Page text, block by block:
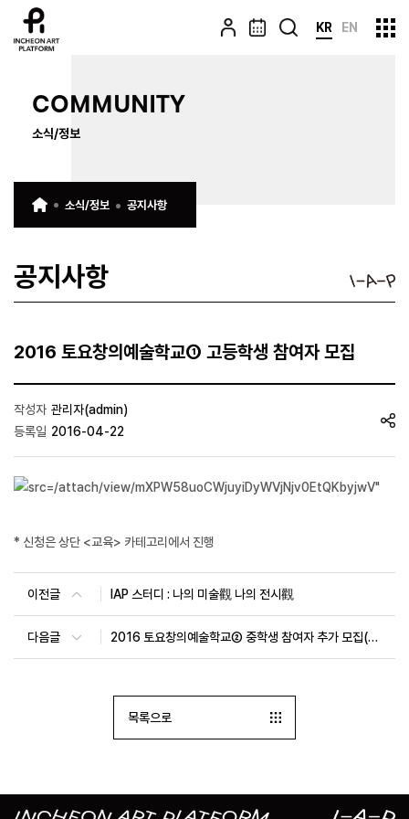
KR EN
COMMUNITY
소식/정보
소식/정보 공지사항
공지사항
2016 토요창의예술학교① 고등학생 참여자 모집
작성자 관리자(admin)
등록일 2016-04-22
* 신청은 상단 <교육> 카테고리에서 진행
이전글 IAP 스터디 : 나의 미술觀 나의 전시觀
다음글 2016 토요창의예술학교② 중학생 참여자 추가 모집(~5/31)
목록으로